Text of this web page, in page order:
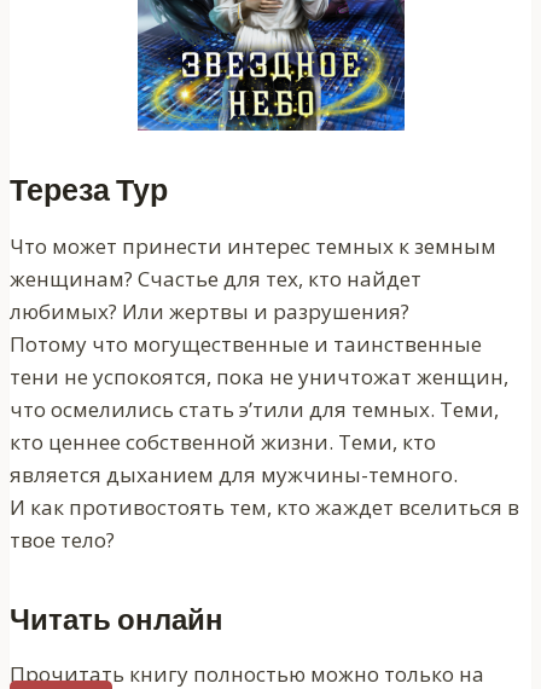
Тереза Тур
Что может принести интерес темных к земным
женщинам? Счастье для тех, кто найдет
любимых? Или жертвы и разрушения?
Потому что могущественные и таинственные
тени не успокоятся, пока не уничтожат женщин,
что осмелились стать э’тили для темных. Теми,
кто ценнее собственной жизни. Теми, кто
является дыханием для мужчины-темного.
И как противостоять тем, кто жаждет вселиться в
твое тело?
Читать онлайн
Прочитать книгу полностью можно только на